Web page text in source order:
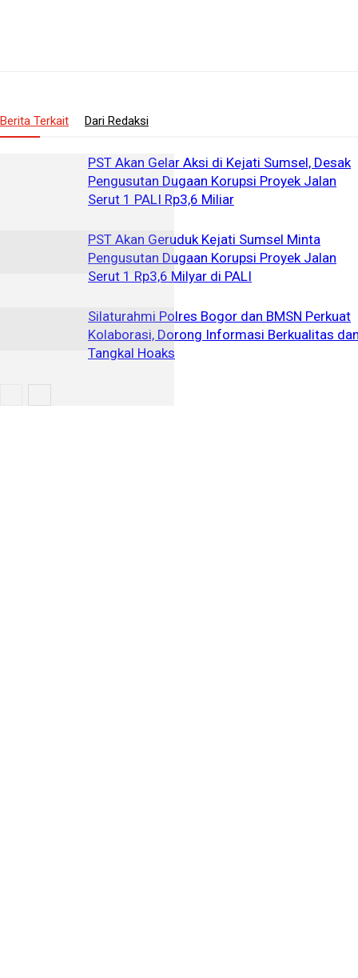
Berita Terkait Dari Redaksi
PST Akan Gelar Aksi di Kejati Sumsel, Desak
Pengusutan Dugaan Korupsi Proyek Jalan
Serut 1 PALI Rp3,6 Miliar
PST Akan Geruduk Kejati Sumsel Minta
Pengusutan Dugaan Korupsi Proyek Jalan
Serut 1 Rp3,6 Milyar di PALI
Silaturahmi Polres Bogor dan BMSN Perkuat
Kolaborasi, Dorong Informasi Berkualitas
Tangkal Hoaks